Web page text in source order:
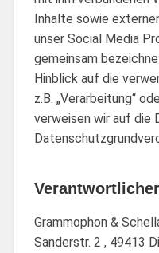
Inhalte sowie
unser Social Media
gemeinsam
Hinblick auf die
z.B. „Verarbeitung“
verweisen wir auf die
Verantwortlicher
Grammophon &
Sanderstr. 2 , 49413